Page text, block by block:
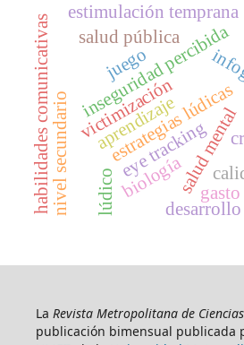
salud mental
victimización
inseguridad percibida
estimulación temprana
habilidades comunicativas estrategias lúdicas
eye tracking
biología
nivel secundario
juego
aprendizaje
lúdico
salud pública
La Revista Metropolitana de
publicación bimensual publicada